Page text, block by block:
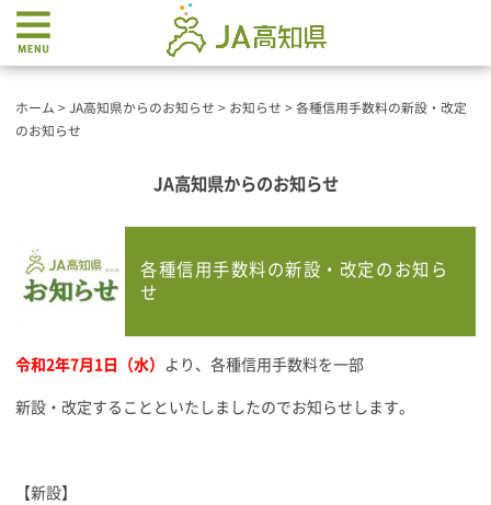
ホーム > JA高知県からのお知らせ > お知らせ > 各種信用手数料の新設・改定
のお知らせ
JA高知県からのお知らせ
各種信用手数料の新設・改定のお知ら
せ
令和2年7月1日（水） より、各種信用手数料を一部
新設・改定することといたしましたのでお知らせします。
【新設】